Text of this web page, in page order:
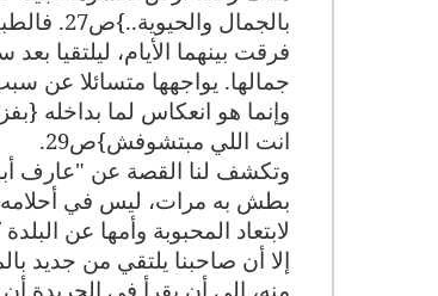
بالجمال والحيوية..}ص27. فالطبيعة تبدو مبتهجة، و"ندي" وهو اسم المحبوبة – المقصود بمعناه
فرقت بينهما الأيام، ليلتقيا
جمالها. يواجهها متسائلا عن
وإنما هو انعكاس لما بداخله
انت اللي مبتشوفش}ص29
.
وتكشف لنا القصة عن "عارف
بطش به مرات، ليس في أحلامه،
لابتعاد المحبوبة وأمها عن البلدة
إلا أن صاحبنا يلتقي من جديد
منه، إلي أن يقرأ في الجريدة